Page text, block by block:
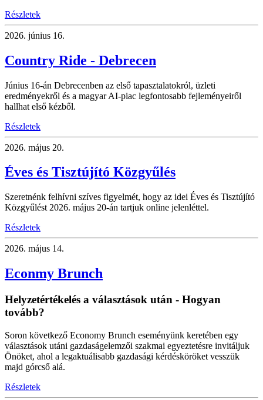
Részletek
2026. június 16.
Country Ride - Debrecen
Június 16-án Debrecenben az első tapasztalatokról, üzleti
eredményekről és a magyar AI-piac legfontosabb fejleményeiről
hallhat első kézből.
Részletek
2026. május 20.
Éves és Tisztújító Közgyűlés
Szeretnénk felhívni szíves figyelmét, hogy az idei Éves és Tisztújító
Közgyűlést 2026. május 20-án tartjuk online jelenléttel.
Részletek
2026. május 14.
Econmy Brunch
Helyzetértékelés a választások után - Hogyan
tovább?
Soron következő Economy Brunch eseményünk keretében egy
választások utáni gazdaságelemzői szakmai egyeztetésre invitáljuk
Önöket, ahol a legaktuálisabb gazdasági kérdésköröket vesszük
majd górcső alá.
Részletek